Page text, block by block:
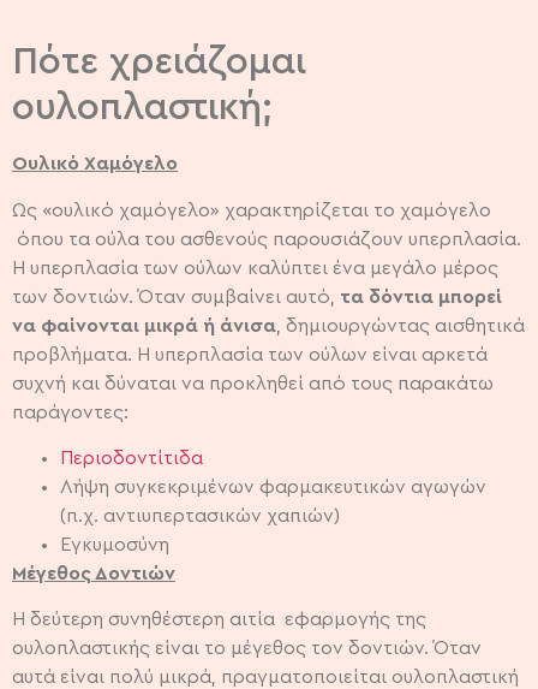
Πότε χρειάζομαι
ουλοπλαστική;
Ουλικό Χαμόγελο
Ως «ουλικό χαμόγελο» χαρακτηρίζεται το χαμόγελο
όπου τα ούλα του ασθενούς παρουσιάζουν υπερπλασία.
Η υπερπλασία των ούλων καλύπτει ένα μεγάλο μέρος
των δοντιών. Όταν συμβαίνει αυτό, τα δόντια μπορεί
να φαίνονται μικρά ή άνισα , δημιουργώντας αισθητικά
προβλήματα. Η υπερπλασία των ούλων είναι αρκετά
συχνή και δύναται να προκληθεί από τους παρακάτω
παράγοντες:
Περιοδοντίτιδα
Λήψη συγκεκριμένων φαρμακευτικών αγωγών
(π.χ. αντιυπερτασικών χαπιών)
Εγκυμοσύνη
Μέγεθος Δοντιών
Η δεύτερη συνηθέστερη αιτία εφαρμογής της
ουλοπλαστικής είναι το μέγεθος τον δοντιών. Όταν
αυτά είναι πολύ μικρά, πραγματοποιείται ουλοπλαστική